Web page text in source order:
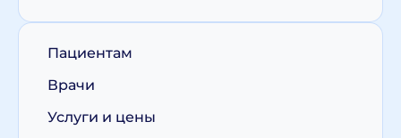
Пациентам
Врачи
Услуги и цены